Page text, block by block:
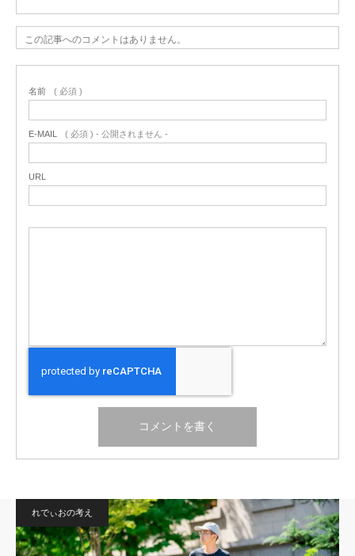
この記事へのコメントはありません。
名前 ( 必須 )
E-MAIL ( 必須 ) - 公開されません -
URL
れでぃおの考え